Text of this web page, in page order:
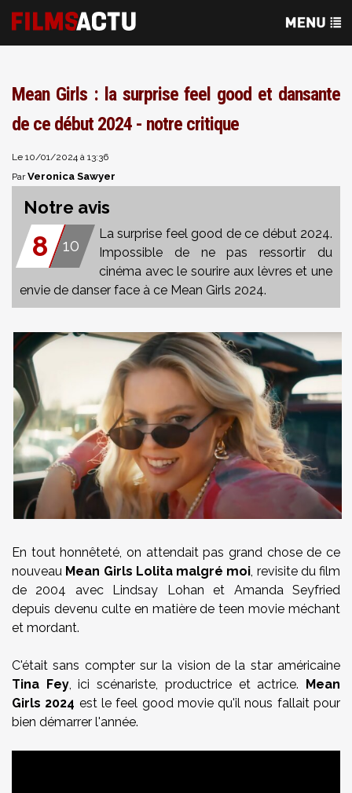
Mean Girls : la surprise feel good et dansante
de ce début 2024 - notre critique
Le 10/01/2024 à 13:36
ParVeronica Sawyer
Notre avis
8 10
La surprise feel good de ce début 2024.
Impossible de ne pas ressortir du
cinéma avec le sourire aux lèvres et une
envie de danser face à ce Mean Girls 2024.
En tout honnêteté, on attendait pas grand chose de ce
nouveau Mean Girls Lolita malgré moi , revisite du film
de 2004 avec Lindsay Lohan et Amanda Seyfried
depuis devenu culte en matière de teen movie méchant
et mordant.
C'était sans compter sur la vision de la star américaine
Tina Fey, ici scénariste, productrice et actrice. Mean
Girls 2024 est le feel good movie qu'il nous fallait pour
bien démarrer l'année.